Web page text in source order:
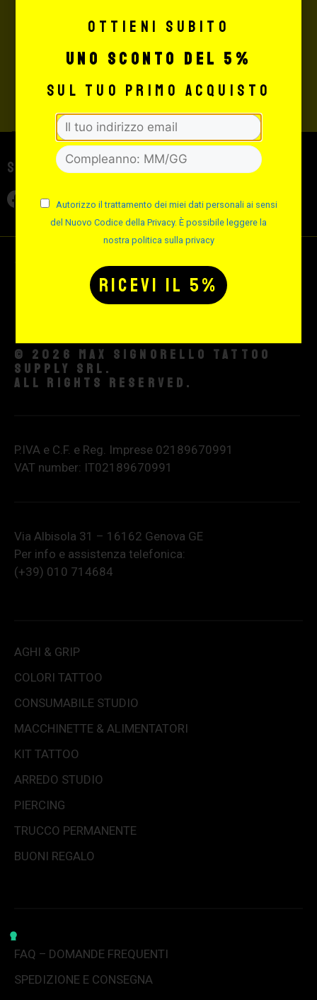
Nuovo Codice della Privacy. È possibile leggere la nostra
Seguici sui social
© 2026 Max Signorello Tattoo
supply srl.
All rights reserved.
P.IVA e C.F. e Reg. Imprese 02189670991
VAT number: IT02189670991
Via Albisola 31 – 16162 Genova GE
Per info e assistenza telefonica:
(+39) 010 714684
AGHI & GRIP
COLORI TATTOO
CONSUMABILE STUDIO
MACCHINETTE & ALIMENTATORI
KIT TATTOO
ARREDO STUDIO
PIERCING
TRUCCO PERMANENTE
BUONI REGALO
FAQ – DOMANDE FREQUENTI
SPEDIZIONE E CONSEGNA
Ottieni subito
uno sconto del 5%
sul tuo primo acquisto
Autorizzo il trattamento dei miei dati personali ai sensi
del Nuovo Codice della Privacy. È possibile leggere la
nostra politica sulla privacy